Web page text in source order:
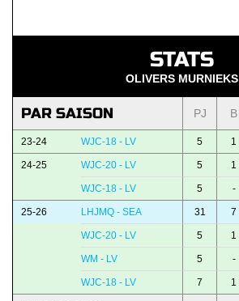
STATS
OLIVERS MURNIEKS
PAR SAISON PJ B
23-24 WJC-18 - LV 5 1
24-25 WJC-20 - LV 5 1
WJC-18 - LV 5 -
25-26 LHJMQ - SEA 31 7
WJC-20 - LV 5 1
WM - LV 5 -
WJC-18 - LV 7 1